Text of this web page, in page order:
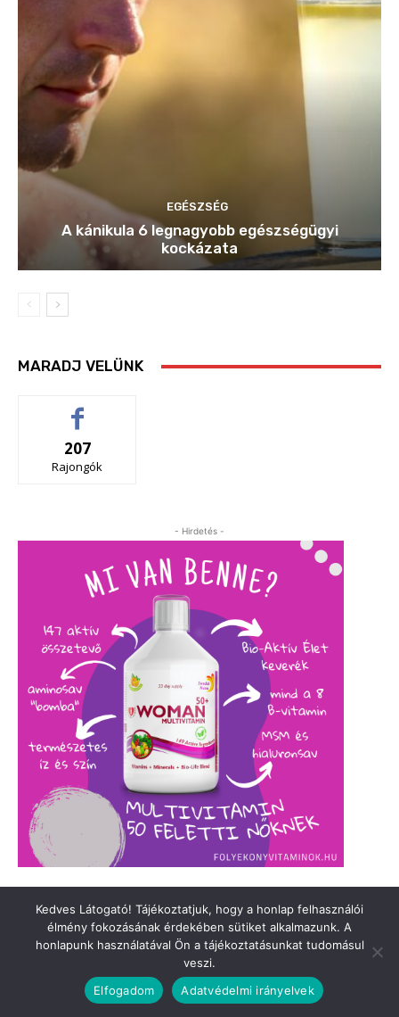
Kedves Látogató! Tájékoztatjuk, hogy a honlap felhasználói
élmény fokozásának érdekében sütiket alkalmazunk. A
honlapunk használatával Ön a tájékoztatásunkat tudomásul
veszi.
Elfogadom
Adatvédelmi irányelvek